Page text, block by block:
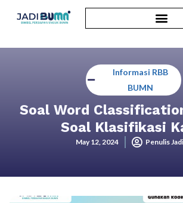
Informasi RBB
BUMN
Soal Word
Soal Klasifikasi
May 12, 2024 Penulis